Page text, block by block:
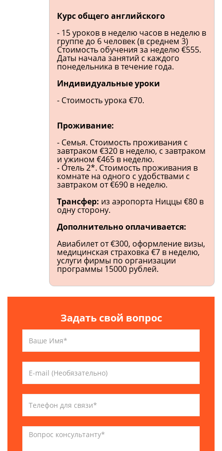
Курс общего английского
- 15 уроков в неделю часов в неделю в
группе до 6 человек (в среднем 3)
Стоимость обучения за неделю €555.
Даты начала занятий с каждого
понедельника в течение года.
Индивидуальные уроки
- Стоимость урока €70.
Проживание:
- Семья. Стоимость проживания с
завтраком €320 в неделю, с завтраком
и ужином €465 в неделю.
- Отель 2*. Стоимость проживания в
комнате на одного с удобствами с
завтраком от €690 в неделю.
Трансфер: из аэропорта Ниццы €80 в
одну сторону.
Дополнительно оплачивается:
Авиабилет от €300, оформление визы,
медицинская страховка €7 в неделю,
услуги фирмы по организации
программы 15000 рублей.
Задать свой вопрос